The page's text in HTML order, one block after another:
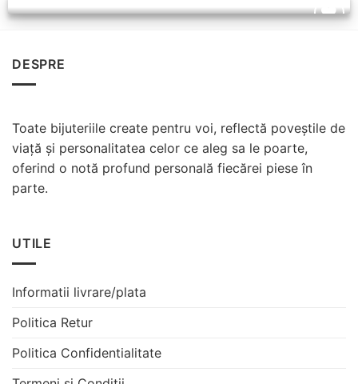
Adauga
la
Cercei Petala de Trandafir cu perle naturale
225,00lei
DESPRE
Toate bijuteriile create pentru voi, reflectă poveștile de
viață și personalitatea celor ce aleg sa le poarte,
oferind o notă profund personală fiecărei piese în
parte.
UTILE
Informatii livrare/plata
Politica Retur
Politica Confidentialitate